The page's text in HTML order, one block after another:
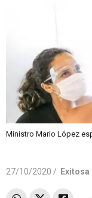
Ministro Mario López
27/10/2020 /